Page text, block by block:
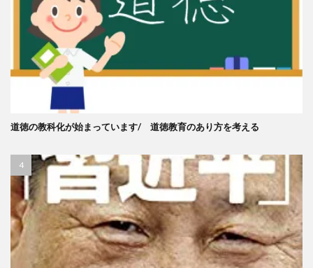
道徳の教科化が始まっています/ 道徳教育のあり方を考える